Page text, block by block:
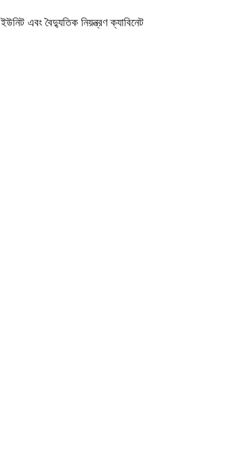
এবং বৈদ্যুতিক নিয়ন্ত্রণ ক্যাবিনেট